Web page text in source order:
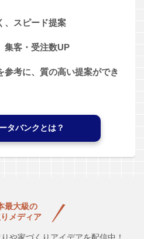
、スピード提案
集客・受注数UP
参考に、質の高い提案ができ
タバンクとは？
最大級の
メディア